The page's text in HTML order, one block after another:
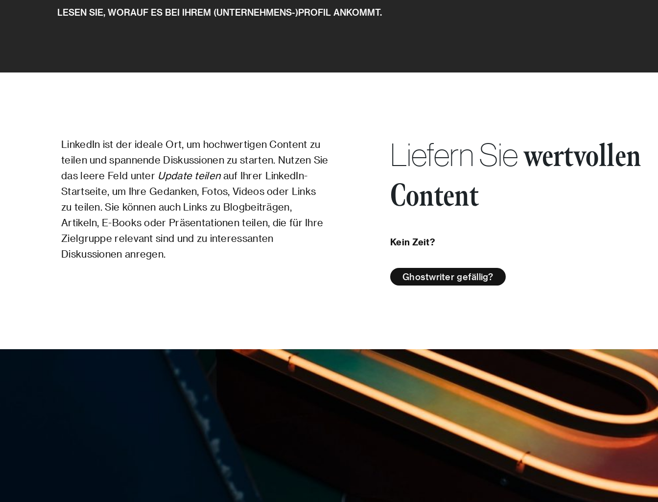
LESEN SIE, WORAUF ES BEI IHREM (UNTERNEHMENS-)PROFIL ANKOMMT.
LinkedIn ist der ideale Ort, um hochwertigen Content zu
teilen und spannende Diskussionen zu starten. Nutzen Sie
das leere Feld unter Update teilenauf Ihrer LinkedIn-
Startseite, um Ihre Gedanken, Fotos, Videos oder Links
zu teilen. Sie können auch Links zu Blogbeiträgen,
Artikeln, E-Books oder Präsentationen teilen, die für Ihre
Zielgruppe relevant sind und zu interessanten
Diskussionen anregen.
Liefern Siewertvollen
Content
Kein Zeit?
Ghostwriter gefällig?